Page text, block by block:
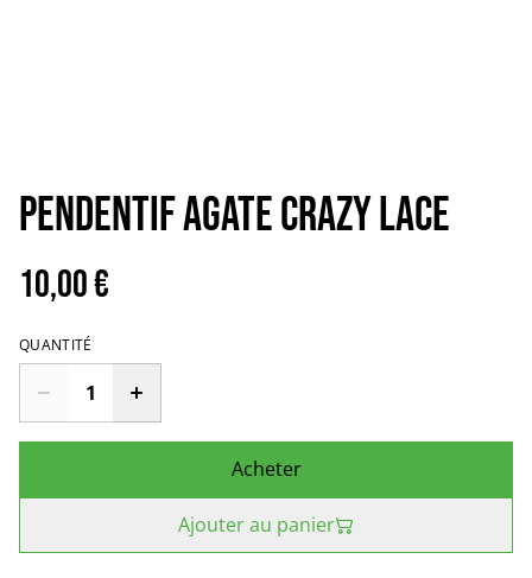
Pendentif Agate crazy lace
10,00 €
QUANTITÉ
Acheter
Ajouter au panier